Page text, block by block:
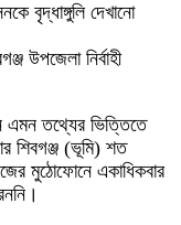
বৃদ্ধাঙ্গুলি দেখানো
উপজেলা নির্বাহী
এমন তথ্যের ভিত্তিতে
শিবগঞ্জ (ভূমি) শত
মুঠোফোনে একাধিকবার